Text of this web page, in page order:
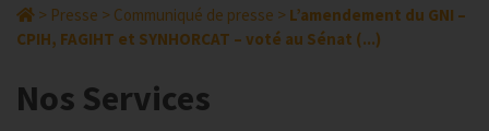
> Presse > Communiqué de presse > L’amendement du GNI –
CPIH, FAGIHT et SYNHORCAT – voté au Sénat (...)
Nos Services